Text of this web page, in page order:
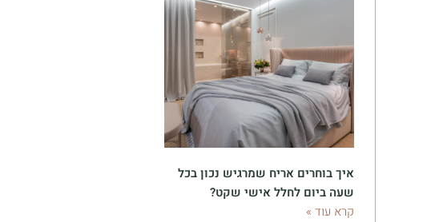
איך בוחרים אריח שמרגיש נכון בכל
שעה ביום לחלל אישי שקט?
קרא עוד »